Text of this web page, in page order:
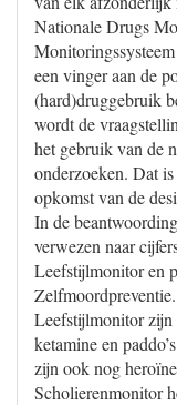
Nationale Drugs
een vinger aan de
(hard)druggebruik
wordt de
het gebruik van de
onderzoeken. Dat
opkomst van de
In de
verwezen naar
Leefstijlmonitor en
Leefstijlmonitor
ketamine en
zijn ook nog
Scholierenmonitor